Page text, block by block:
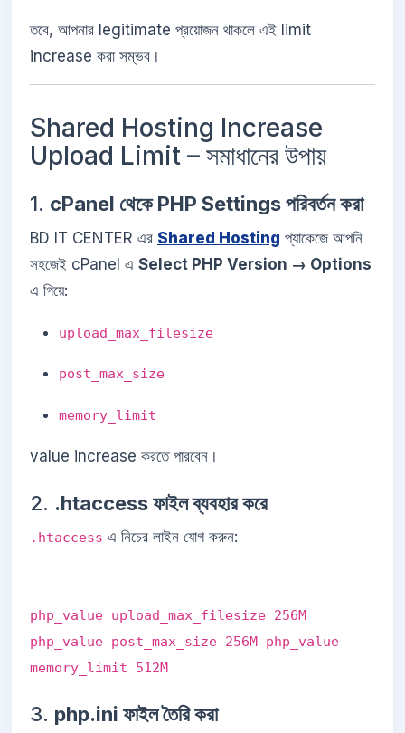
তবে, আপনার legitimate প্রয়োজন থাকলে এই limit
increase করা সম্ভব।
Shared Hosting Increase
Upload Limit – সমাধানের উপায়
1. cPanel থেকে PHP Settings পরিবর্তন করা
BD IT CENTER এর Shared Hosting প্যাকেজে আপনি
সহজেই cPanel এ Select PHP Version → Options
এ গিয়ে:
upload_max_filesize
post_max_size
memory_limit
value increase করতে পারবেন।
2. .htaccess ফাইল ব্যবহার করে
.htaccess এ নিচের লাইন যোগ করুন:
php_value upload_max_filesize 256M
php_value post_max_size 256M php_value
memory_limit 512M
3. php.ini ফাইল তৈরি করা